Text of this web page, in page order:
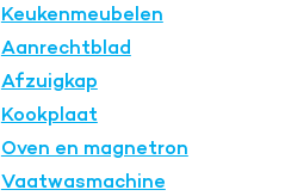
Keukenmeubelen
Aanrechtblad
Afzuigkap
Kookplaat
Oven en magnetron
Vaatwasmachine